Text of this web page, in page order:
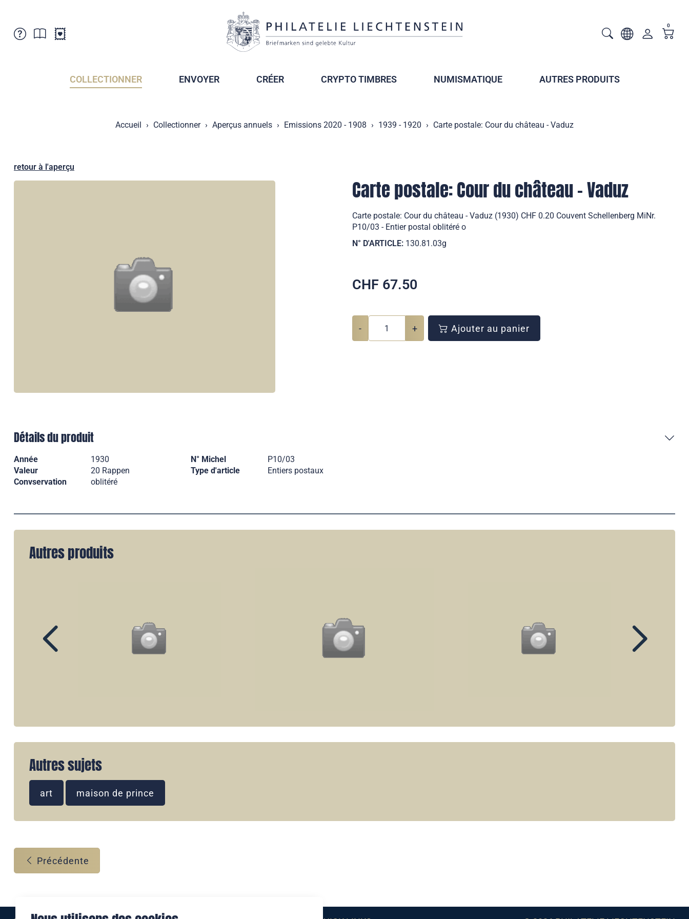
Points de vente
Abonnement
Archives des timbrage
0
COLLECTIONNER ENVOYER CRÉER CRYPTO TIMBRES NUMISMATIQUE AUTRES PRODUITS
Accueil Collectionner Aperçus annuels Emissions 2020 - 1908 1939 - 1920 Carte postale: Cour du château - Vaduz
retour à l'aperçu
Carte postale: Cour du château - Vaduz
Carte postale: Cour du château - Vaduz (1930) CHF 0.20 Couvent Schellenberg MiNr.
P10/03 - Entier postal oblitéré o
N° D'ARTICLE: 130.81.03g
CHF 67.50
- + Ajouter au panier
Détails du produit
Année 1930 N° Michel
P10/03
Valeur
20 Rappen Type d'article
Entiers postaux
Convservation
oblitéré
Autres produits
Autres sujets
art maison de prince
Précédente